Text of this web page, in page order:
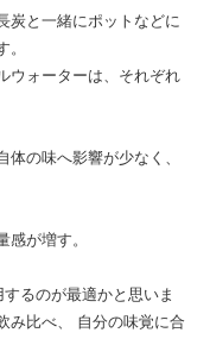
炭と一緒にポットなどに
ウォーターは、それぞれ
の味へ影響が少なく、
が増す。
るのが最適かと思いま
み比べ、 自分の味覚に合